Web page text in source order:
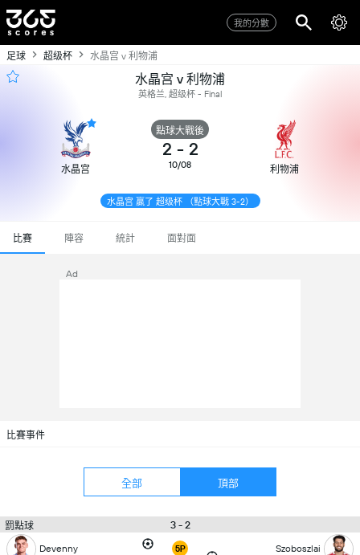
我的分數
足球 超级杯 水晶宫 v 利物浦
水晶宫 v 利物浦
英格兰, 超级杯 - Final
水晶宫
點球大戰後
2 - 2
10/08 利物浦
水晶宫 贏了 超级杯 （點球大戰 3-2）
比賽 陣容 統計 面對面
Ad
比賽事件
全部 頂部
罰點球 3 - 2
Devenny 5P Szoboszlai